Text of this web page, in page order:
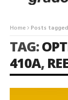
Home Posts
TAG:
410A,